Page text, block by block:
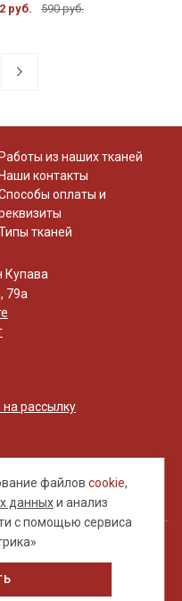
руб. 590 руб.
файловcookie,
данныхи анализ
с помощью сервиса
Работы из наших тканей
Наши контакты
оплаты и
тканей
Купава
79а
рассылку
данных